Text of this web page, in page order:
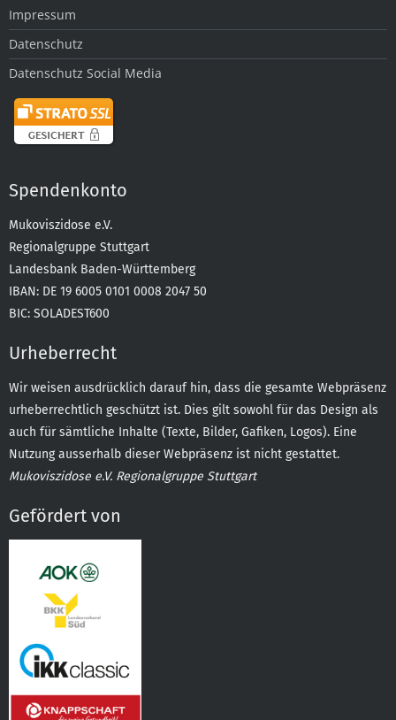
Impressum
Datenschutz
Datenschutz Social Media
Spendenkonto
Mukoviszidose e.V.
Regionalgruppe Stuttgart
Landesbank Baden-Württemberg
IBAN: DE 19 6005 0101 0008 2047 50
BIC: SOLADEST600
Urheberrecht
Wir weisen ausdrücklich darauf hin, dass die gesamte Webpräsenz
urheberrechtlich geschützt ist. Dies gilt sowohl für das Design als
auch für sämtliche Inhalte (Texte, Bilder, Gafiken, Logos). Eine
Nutzung ausserhalb dieser Webpräsenz ist nicht gestattet.
Mukoviszidose e.V. Regionalgruppe Stuttgart
Gefördert von